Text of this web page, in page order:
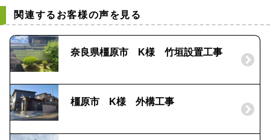
関連するお客様の声を見る
奈良県橿原市 K様 竹垣設置工事
橿原市 K様 外構工事